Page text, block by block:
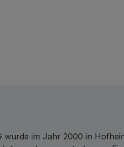
wurde im Jahr 2000 in